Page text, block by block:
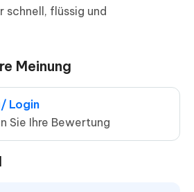
schnell, flüssig und
Meinung
Login
Sie Ihre Bewertung